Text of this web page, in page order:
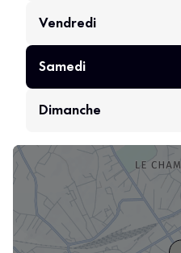
Vendredi
Samedi
Dimanche